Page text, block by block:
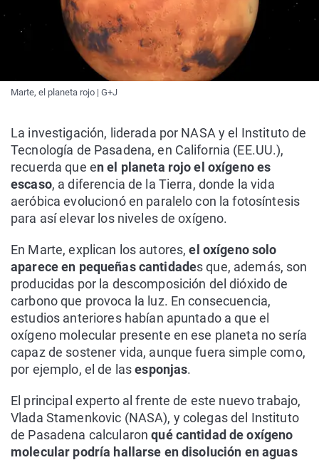
Marte, el planeta rojo | G+J
La investigación, liderada por NASA y el Instituto de
Tecnología de Pasadena, en California (EE.UU.),
recuerda que en el planeta rojo el oxígeno es
escaso, a diferencia de la Tierra, donde la vida
aeróbica evolucionó en paralelo con la fotosíntesis
para así elevar los niveles de oxígeno.
En Marte, explican los autores,el oxígeno solo
aparece en pequeñas cantidades que, además, son
producidas por la descomposición del dióxido de
carbono que provoca la luz. En consecuencia,
estudios anteriores habían apuntado a que el
oxígeno molecular presente en ese planeta no sería
capaz de sostener vida, aunque fuera simple como,
por ejemplo, el de lasesponjas.
El principal experto al frente de este nuevo trabajo,
Vlada Stamenkovic (NASA), y colegas del Instituto
de Pasadena calcularonqué cantidad de oxígeno
molecular podría hallarse en disolución en aguas